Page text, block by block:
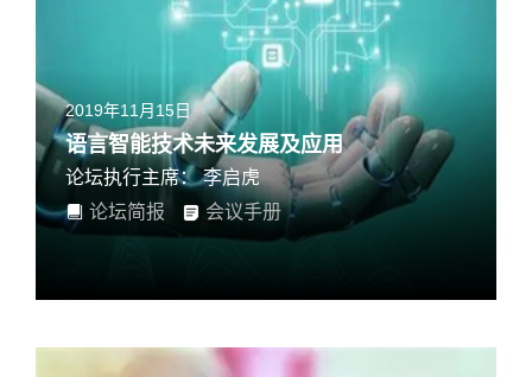
2019年11月15日
语言智能技术未来发展及应用
论坛执行主席： 李启虎
论坛简报
会议手册